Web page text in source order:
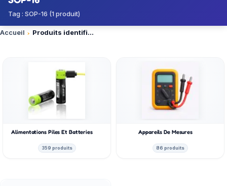
Tag : SOP-16 (1 produit)
Accueil Produits identifiés “SOP-16”
Alimentations Piles Et Batteries
359 produits
Appareils De Mesures
86 produits